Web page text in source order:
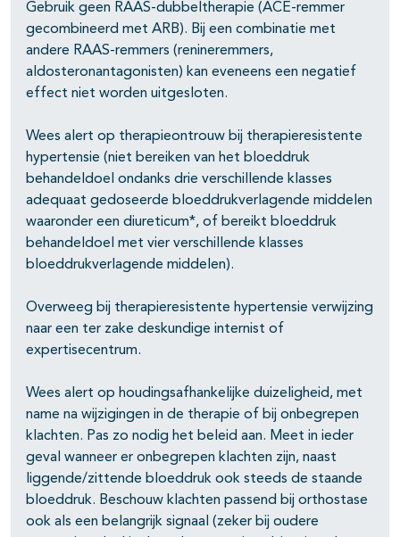
Gebruik geen RAAS-dubbeltherapie (ACE-remmer
gecombineerd met ARB). Bij een combinatie met
andere RAAS-remmers (renineremmers,
aldosteronantagonisten) kan eveneens een negatief
effect niet worden uitgesloten.
Wees alert op therapieontrouw bij therapieresistente
hypertensie (niet bereiken van het bloeddruk
behandeldoel ondanks drie verschillende klasses
adequaat gedoseerde bloeddrukverlagende middelen
waaronder een diureticum*, of bereikt bloeddruk
behandeldoel met vier verschillende klasses
bloeddrukverlagende middelen).
Overweeg bij therapieresistente hypertensie verwijzing
naar een ter zake deskundige internist of
expertisecentrum.
Wees alert op houdingsafhankelijke duizeligheid, met
name na wijzigingen in de therapie of bij onbegrepen
klachten. Pas zo nodig het beleid aan. Meet in ieder
geval wanneer er onbegrepen klachten zijn, naast
liggende/zittende bloeddruk ook steeds de staande
bloeddruk. Beschouw klachten passend bij orthostase
ook als een belangrijk signaal (zeker bij oudere